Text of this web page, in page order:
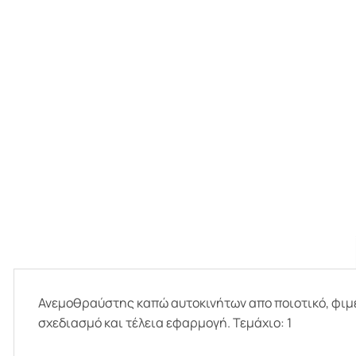
Ανεμοθραύστης καπώ αυτοκινήτων απο ποιοτικό,
σχεδιασμό και τέλεια εφαρμογή. Τεμάχιο: 1